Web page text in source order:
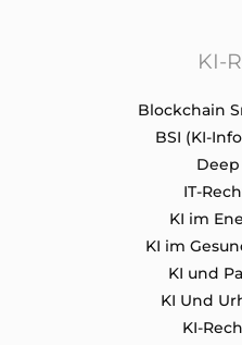
KI-
Blockchain
BSI (KI-
Deep
IT-
KI im
KI im
KI und
KI Und
KI-